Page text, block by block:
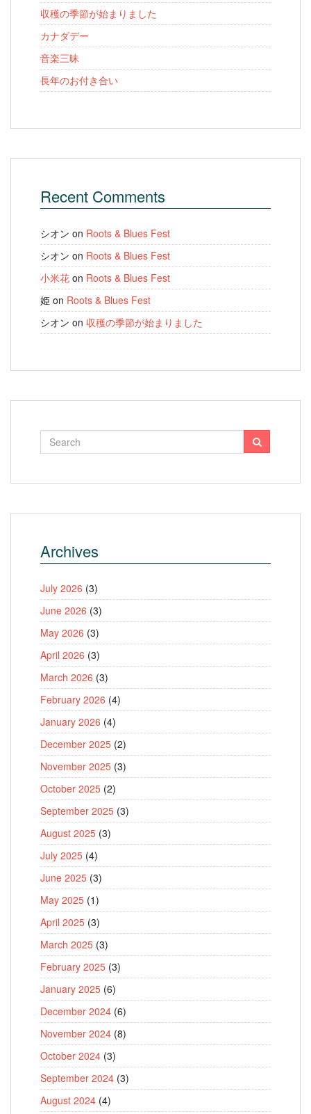
収穫の季節が始まりました
カナダデー
音楽三昧
長年のお付き合い
Recent Comments
シオン on Roots & Blues Fest
シオン on Roots & Blues Fest
小米花 on Roots & Blues Fest
姫 on Roots & Blues Fest
シオン on 収穫の季節が始まりました
Archives
July 2026 (3)
June 2026 (3)
May 2026 (3)
April 2026 (3)
March 2026 (3)
February 2026 (4)
January 2026 (4)
December 2025 (2)
November 2025 (3)
October 2025 (2)
September 2025 (3)
August 2025 (3)
July 2025 (4)
June 2025 (3)
May 2025 (1)
April 2025 (3)
March 2025 (3)
February 2025 (3)
January 2025 (6)
December 2024 (6)
November 2024 (8)
October 2024 (3)
September 2024 (3)
August 2024 (4)